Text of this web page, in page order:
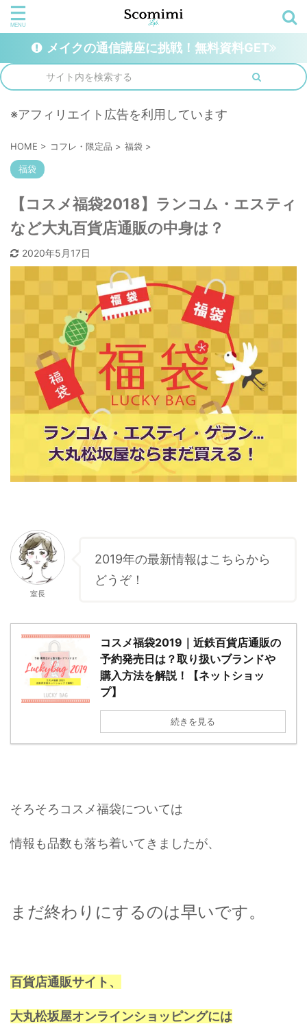
メイクの通信講座に挑戦！無料資料GET
※アフィリエイト広告を利用しています
HOME > コフレ・限定品 > 福袋 >
福袋
【コスメ福袋2018】ランコム・エスティ
など大丸百貨店通販の中身は？
2020年5月17日
室長
2019年の最新情報はこちらから
どうぞ！
コスメ福袋2019｜近鉄百貨店通販の
予約発売日は？取り扱いブランドや
購入方法を解説！【ネットショッ
プ】
続きを見る
そろそろコスメ福袋については
情報も品数も落ち着いてきましたが、
まだ終わりにするのは早いです。
百貨店通販サイト、
大丸松坂屋オンラインショッピングには